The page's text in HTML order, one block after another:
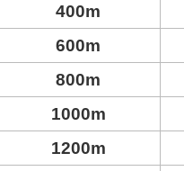
400m
600m
800m
1000m
1200m